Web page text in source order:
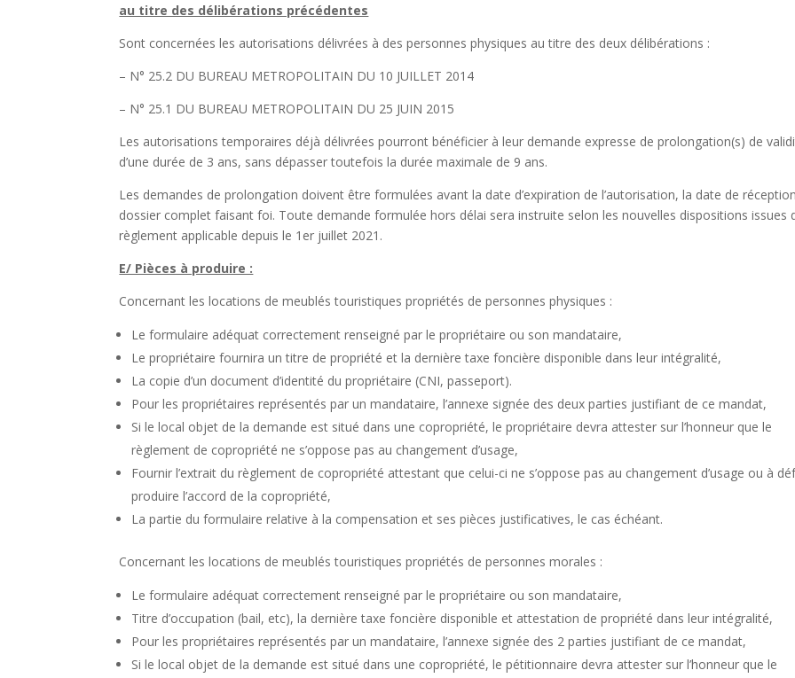
au titre des délibérations précédentes
Sont concernées les autorisations délivrées à des personnes physiques au titre des deux délibérations :
– N° 25.2 DU BUREAU METROPOLITAIN DU 10 JUILLET 2014
– N° 25.1 DU BUREAU METROPOLITAIN DU 25 JUIN 2015
Les autorisations temporaires déjà délivrées pourront bénéficier à leur demande expresse de prolongation(s) de
d’une durée de 3 ans, sans dépasser toutefois la durée maximale de 9 ans.
Les demandes de prolongation doivent être formulées avant la date d’expiration de l’autorisation, la date de
dossier complet faisant foi. Toute demande formulée hors délai sera instruite selon les nouvelles dispositions issues
règlement applicable depuis le 1er juillet 2021.
E/ Pièces à produire :
Concernant les locations de meublés touristiques propriétés de personnes physiques :
Le formulaire adéquat correctement renseigné par le propriétaire ou son mandataire,
Le propriétaire fournira un titre de propriété et la dernière taxe foncière disponible dans leur intégralité,
La copie d’un document d’identité du propriétaire (CNI, passeport).
Pour les propriétaires représentés par un mandataire, l’annexe signée des deux parties justifiant de ce mandat,
Si le local objet de la demande est situé dans une copropriété, le propriétaire devra attester sur l’honneur que le
règlement de copropriété ne s’oppose pas au changement d’usage,
Fournir l’extrait du règlement de copropriété attestant que celui-ci ne s’oppose pas au changement d’usage ou à
produire l’accord de la copropriété,
La partie du formulaire relative à la compensation et ses pièces justificatives, le cas échéant.
Concernant les locations de meublés touristiques propriétés de personnes morales :
Le formulaire adéquat correctement renseigné par le propriétaire ou son mandataire,
Titre d’occupation (bail, etc), la dernière taxe foncière disponible et attestation de propriété dans leur intégralité,
Pour les propriétaires représentés par un mandataire, l’annexe signée des 2 parties justifiant de ce mandat,
Si le local objet de la demande est situé dans une copropriété, le pétitionnaire devra attester sur l’honneur que le